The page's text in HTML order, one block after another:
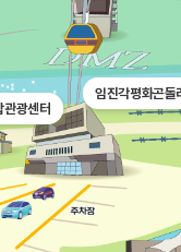
관광센터
임진각평화곤돌